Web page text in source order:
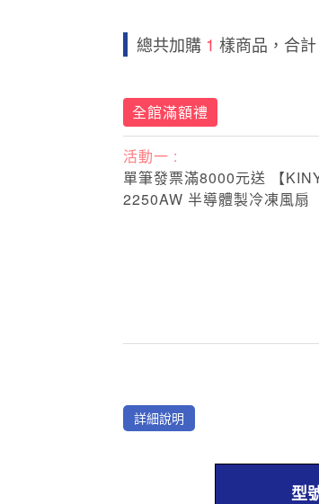
總共加購 1 樣商品，合計
全館滿額禮
活動一 :
單筆發票滿8000元送 【
2250AW 半導體製冷凍風扇
詳細說明
型